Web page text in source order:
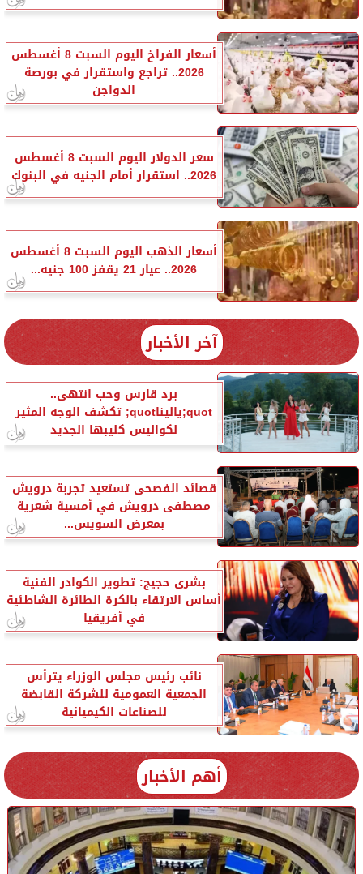
أسعار الفراخ اليوم السبت 8 أغسطس
2026.. تراجع واستقرار في بورصة
الدواجن
سعر الدولار اليوم السبت 8 أغسطس
2026.. استقرار أمام الجنيه في البنوك
أسعار الذهب اليوم السبت 8 أغسطس
2026.. عيار 21 يقفز 100 جنيه...
آخر الأخبار
برد قارس وحب انتهى..
quot;ياليناquot; تكشف الوجه المثير
لكواليس كليبها الجديد
قصائد الفصحى تستعيد تجربة درويش
مصطفى درويش في أمسية شعرية
بمعرض السويس...
بشرى حجيج: تطوير الكوادر الفنية
أساس الارتقاء بالكرة الطائرة الشاطئية
في أفريقيا
نائب رئيس مجلس الوزراء يترأس
الجمعية العمومية للشركة القابضة
للصناعات الكيميائية
أهم الأخبار